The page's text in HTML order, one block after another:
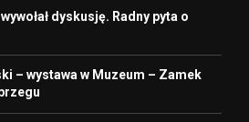
dyskusję. Radny pyta o
– wystawa w Muzeum – Zamek